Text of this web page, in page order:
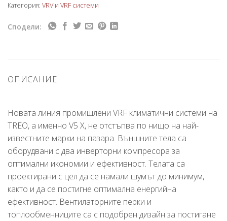
Категория: VRV и VRF системи
Сподели:
ОПИСАНИЕ
Новата линия промишлени VRF климатични системи на
TREO, а именно V5 X, не отстъпва по нищо на най-
известните марки на пазара. Външните тела са
оборудвани с два инверторни компресора за
оптимални икономии и ефективност. Телата са
проектирани с цел да се намали шумът до минимум,
както и да се постигне оптимална енергийна
ефективност. Вентилаторните перки и
топлообменниците са с подобрен дизайн за постигане